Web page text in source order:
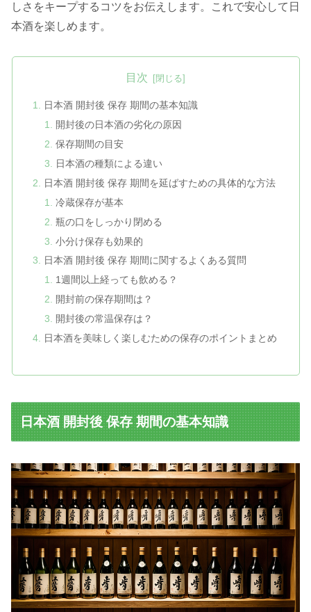
しさをキープするコツをお伝えします。これで安心して日
本酒を楽しめます。
目次
日本酒 開封後 保存 期間の基本知識
開封後の日本酒の劣化の原因
保存期間の目安
日本酒の種類による違い
日本酒 開封後 保存 期間を延ばすための具体的な方法
冷蔵保存が基本
瓶の口をしっかり閉める
小分け保存も効果的
日本酒 開封後 保存 期間に関するよくある質問
1週間以上経っても飲める？
開封前の保存期間は？
開封後の常温保存は？
日本酒を美味しく楽しむための保存のポイントまとめ
日本酒 開封後 保存 期間の基本知識